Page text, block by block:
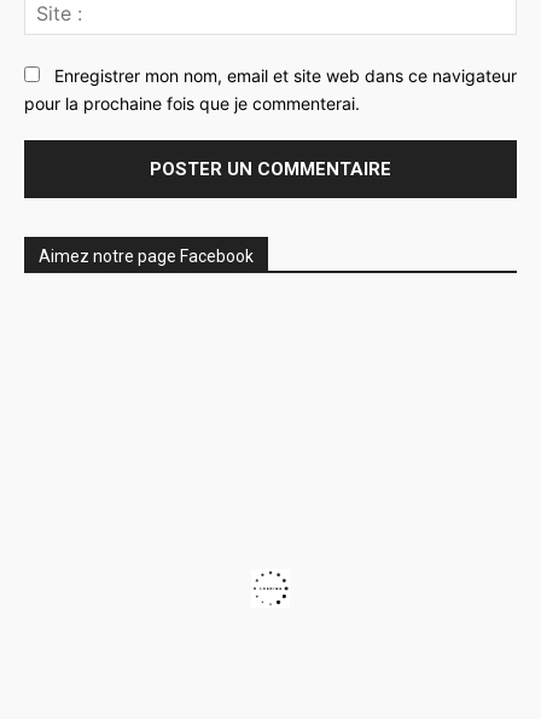
:
Enregistrer mon nom, email et site web dans ce navigateur
pour la prochaine fois que je commenterai.
Aimez notre page Facebook